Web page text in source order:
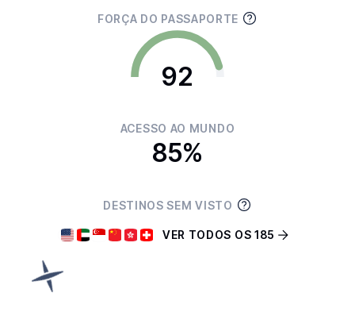
FORÇA DO PASSAPORTE
92
ACESSO AO MUNDO
85%
DESTINOS SEM VISTO
VER TODOS OS 185